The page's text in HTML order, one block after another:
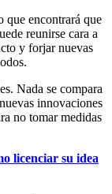
que encontrará que
reunirse cara a
y forjar nuevas
Nada se compara
innovaciones
no tomar medidas
licenciar su idea